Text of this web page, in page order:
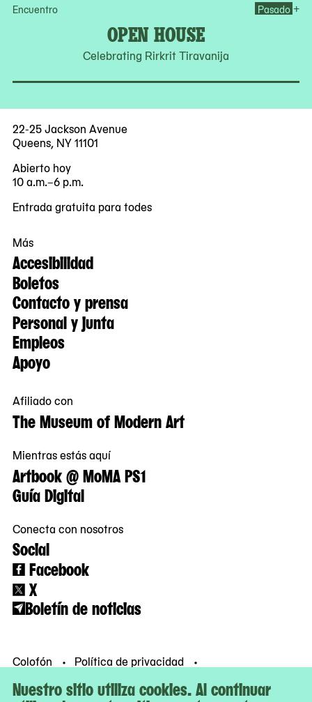
Encuentro
OPEN HOUSE
Celebrating Rirkrit Tiravanija
Pasado +
Nuestro sitio utiliza cookies. Al continuar
22-25 Jackson Avenue
Queens, NY 11101
Abierto hoy
10 a.m.–6 p.m.
Entrada gratuita para todes
Más
Accesibilidad
Boletos
Contacto y prensa
Personal y junta
Empleos
Apoyo
Afiliado con
The Museum of Modern Art
Mientras estás aquí
Artbook @ MoMA PS1
Guía Digital
Conecta con nosotros
Social
Facebook
X
Boletín de noticias
Colofón
Política de privacidad